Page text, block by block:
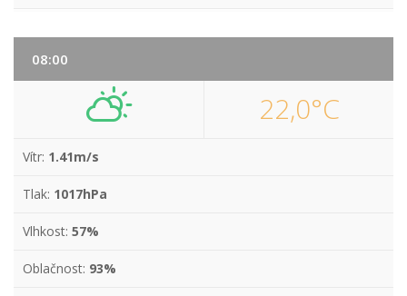
08:00
22,0°C
Vítr: 1.41m/s
Tlak: 1017hPa
Vlhkost: 57%
Oblačnost: 93%